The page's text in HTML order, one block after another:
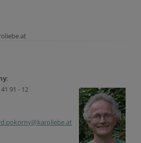
:
91 - 12